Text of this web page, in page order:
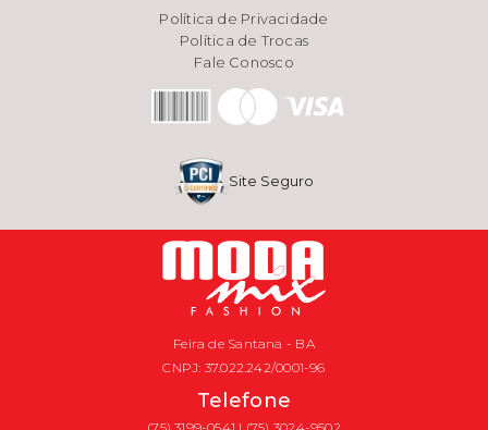
Política de Privacidade
Política de Trocas
Fale Conosco
Site Seguro
Feira de Santana - BA
CNPJ: 37.022.242/0001-96
Telefone